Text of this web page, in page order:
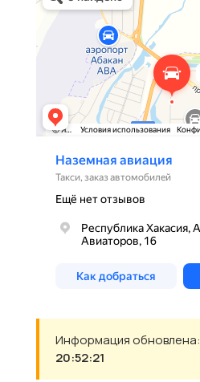
Информация обновлена:
20:52:21